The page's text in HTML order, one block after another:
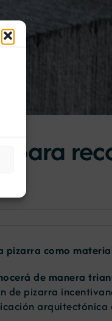
para
pizarra como
de manera
de pizarra
arquitectónica